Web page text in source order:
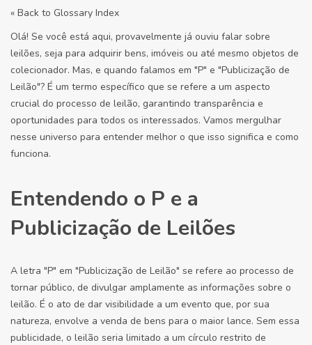
« Back to Glossary Index
Olá! Se você está aqui, provavelmente já ouviu falar sobre
leilões, seja para adquirir bens, imóveis ou até mesmo objetos de
colecionador. Mas, e quando falamos em "P" e "Publicização de
Leilão"? É um termo específico que se refere a um aspecto
crucial do processo de leilão, garantindo transparência e
oportunidades para todos os interessados. Vamos mergulhar
nesse universo para entender melhor o que isso significa e como
funciona.
Entendendo o P e a
Publicização de Leilões
A letra "P" em "Publicização de Leilão" se refere ao processo de
tornar público, de divulgar amplamente as informações sobre o
leilão. É o ato de dar visibilidade a um evento que, por sua
natureza, envolve a venda de bens para o maior lance. Sem essa
publicidade, o leilão seria limitado a um círculo restrito de